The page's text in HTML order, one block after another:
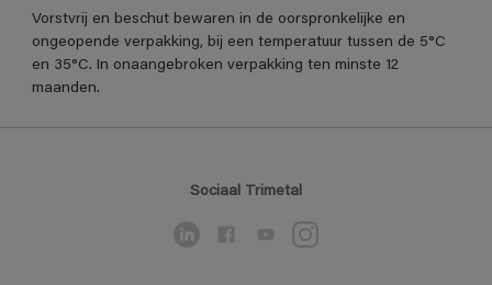
Vorstvrij en beschut bewaren in de oorspronkelijke en
ongeopende verpakking, bij een temperatuur tussen de 5°C
en 35°C. In onaangebroken verpakking ten minste 12
maanden.
Sociaal Trimetal